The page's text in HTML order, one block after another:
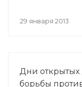
29 января 2013
Дни открытых
борьбы